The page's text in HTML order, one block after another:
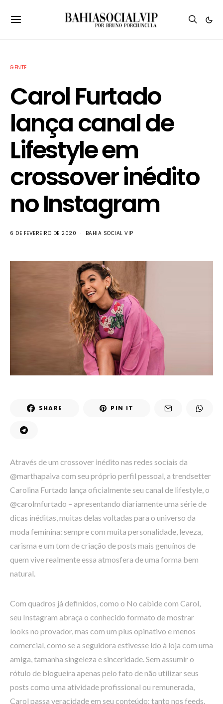
GENTE
Carol Furtado
lança canal de
Lifestyle em
crossover inédito
no Instagram
6 DE FEVEREIRO DE 2020 BAHIA SOCIAL VIP
SHARE PIN IT
Através de um crossover inédito nas redes sociais da
@marthapaiva com seu próprio perfil pessoal, a trendsetter
Carolina Furtado lança oficialmente seu canal de lifestyle, o
@carolmfurtado – apresentando diariamente uma série de
dicas inéditas, muitas delas voltadas para o universo da
moda feminina: sempre com muita personalidade, leveza,
carisma e um tom de criação de posts mais genuínos de
quem vive realmente essa atmosfera de uma forma bem
natural.
Com quadros já definidos, como o No cabide com Carol,
seu Instagram abraça o conhecido formato de mostrar
looks no provador, mas com um plus opinativo e menos
comercial, como se a seguidora estivesse ido à loja com uma
amiga, tamanha singeleza e sinceridade. Sem assumir o
rótulo de blogueira apenas pelo fato de não utilizar seus
posts como uma atividade profissional ou remunerada,
Carol passa veracidade em seu conteúdo: tanto nos feeds,